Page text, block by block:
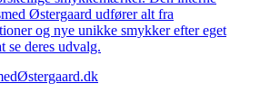
Østergaard udfører alt fra
og nye unikke smykker efter eget
se deres udvalg.